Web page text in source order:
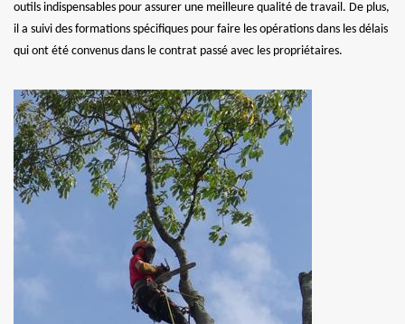
outils indispensables pour assurer une meilleure qualité de travail. De plus,
il a suivi des formations spécifiques pour faire les opérations dans les délais
qui ont été convenus dans le contrat passé avec les propriétaires.